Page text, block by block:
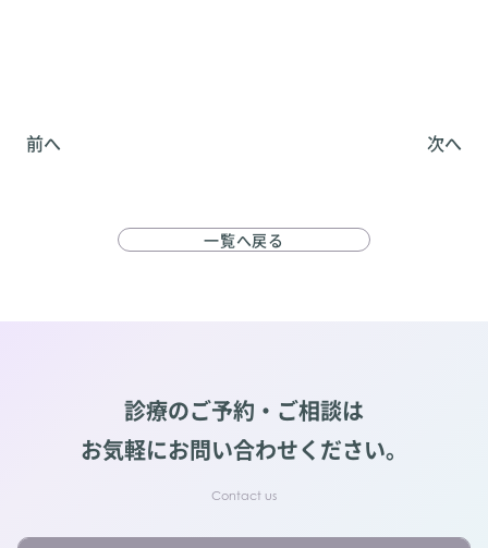
前へ 次へ
一覧へ戻る
診療のご予約・ご相談は
お気軽にお問い合わせください。